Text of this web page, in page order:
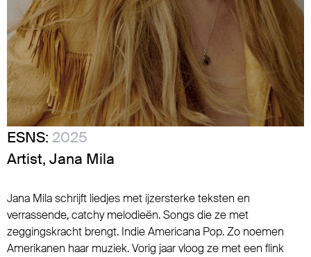
ESNS: 2025
Artist, Jana Mila
Jana Mila schrijft liedjes met ijzersterke teksten en
verrassende, catchy melodieën. Songs die ze met
zeggingskracht brengt. Indie Americana Pop. Zo noemen
Amerikanen haar muziek. Vorig jaar vloog ze met een flink